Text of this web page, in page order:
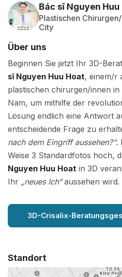
Bewertungen von Patienten
Bác sĩ Nguyen Huu
Plastischen
City
Über uns
Beginnen Sie jetzt Ihr 3D-
sĩ Nguyen Huu Hoat, einem/r
plastischen chirurgen/innen in
Nam, um mithilfe der
Lösung endlich eine Antwort
entscheidende Frage zu
nach dem Eingriff aussehen?“.
Weise 3 Standardfotos hoch,
Nguyen Huu Hoat in 3D
Ihr „neues Ich“aussehen wird.
3D-Crisalix-
Standort